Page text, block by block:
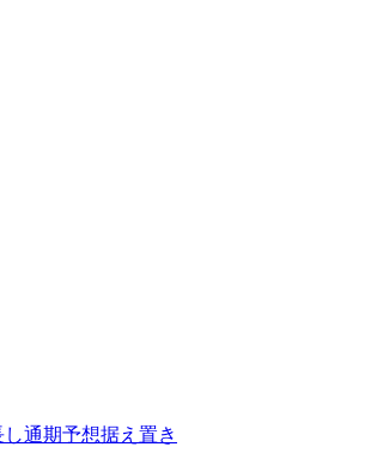
通期予想据え置き